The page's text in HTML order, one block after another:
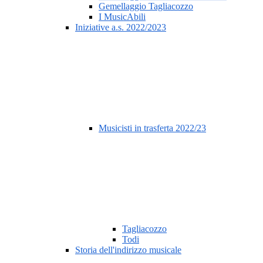
Gemellaggio Tagliacozzo
I MusicAbili
Iniziative a.s. 2022/2023
Musicisti in trasferta 2022/23
Tagliacozzo
Todi
Storia dell'indirizzo musicale